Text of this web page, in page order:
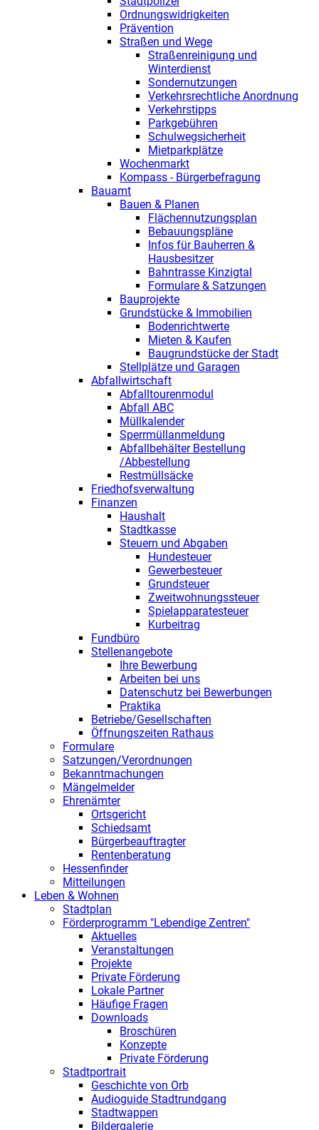
Ordnungswidrigkeiten
Prävention
Straßen und Wege
Straßenreinigung und
Winterdienst
Sondernutzungen
Verkehrsrechtliche Anordnung
Verkehrstipps
Parkgebühren
Schulwegsicherheit
Mietparkplätze
Wochenmarkt
Kompass - Bürgerbefragung
Bauamt
Bauen & Planen
Flächennutzungsplan
Bebauungspläne
Infos für Bauherren &
Hausbesitzer
Bahntrasse Kinzigtal
Formulare & Satzungen
Bauprojekte
Grundstücke & Immobilien
Bodenrichtwerte
Mieten & Kaufen
Baugrundstücke der Stadt
Stellplätze und Garagen
Abfallwirtschaft
Abfalltourenmodul
Abfall ABC
Müllkalender
Sperrmüllanmeldung
Abfallbehälter Bestellung
/Abbestellung
Restmüllsäcke
Friedhofsverwaltung
Finanzen
Haushalt
Stadtkasse
Steuern und Abgaben
Hundesteuer
Gewerbesteuer
Grundsteuer
Zweitwohnungssteuer
Spielapparatesteuer
Kurbeitrag
Fundbüro
Stellenangebote
Ihre Bewerbung
Arbeiten bei uns
Datenschutz bei Bewerbungen
Praktika
Betriebe/Gesellschaften
Öffnungszeiten Rathaus
Formulare
Satzungen/Verordnungen
Bekanntmachungen
Mängelmelder
Ehrenämter
Ortsgericht
Schiedsamt
Bürgerbeauftragter
Rentenberatung
Hessenfinder
Mitteilungen
Leben & Wohnen
Stadtplan
Förderprogramm "Lebendige Zentren"
Aktuelles
Veranstaltungen
Projekte
Private Förderung
Lokale Partner
Häufige Fragen
Downloads
Broschüren
Konzepte
Private Förderung
Stadtportrait
Geschichte von Orb
Audioguide Stadtrundgang
Stadtwappen
Bildergalerie